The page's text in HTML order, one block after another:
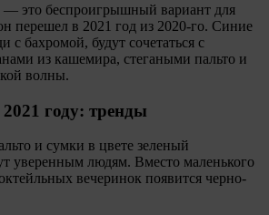
— это беспроигрышный вариант для
перешел в 2021 год из 2020-го. Синие
бахромой, будут сочетаться с
из кашемира, стегаными пальто и
волны.
году: тренды
и сумки в цвете зеленый
уверенным людям. Вместо маленького
вечеринок появится черно-